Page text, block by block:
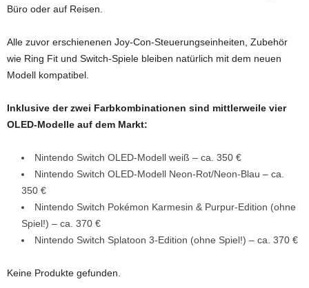
Büro oder auf Reisen.
Alle zuvor erschienenen Joy-Con-Steuerungseinheiten, Zubehör
wie Ring Fit und Switch-Spiele bleiben natürlich mit dem neuen
Modell kompatibel.
Inklusive der zwei Farbkombinationen sind mittlerweile vier
OLED-Modelle auf dem Markt:
Nintendo Switch OLED-Modell weiß – ca. 350 €
Nintendo Switch OLED-Modell Neon-Rot/Neon-Blau – ca.
350 €
Nintendo Switch Pokémon Karmesin & Purpur-Edition (ohne
Spiel!) – ca. 370 €
Nintendo Switch Splatoon 3-Edition (ohne Spiel!) – ca. 370 €
Keine Produkte gefunden.